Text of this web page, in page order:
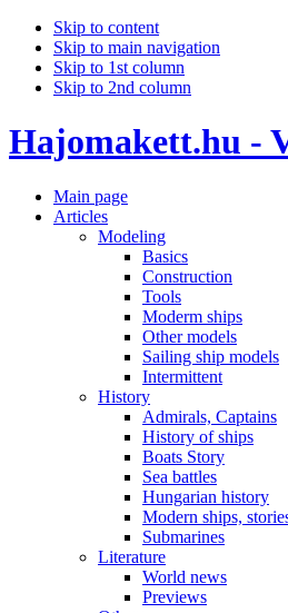
Skip to content
Skip to main navigation
Skip to 1st column
Skip to 2nd column
Hajomakett.hu -
Main page
Articles
Modeling
Basics
Construction
Tools
Moderm ships
Other models
Sailing ship models
Intermittent
History
Admirals, Captains
History of ships
Boats Story
Sea battles
Hungarian history
Modern ships,
Submarines
Literature
World news
Previews